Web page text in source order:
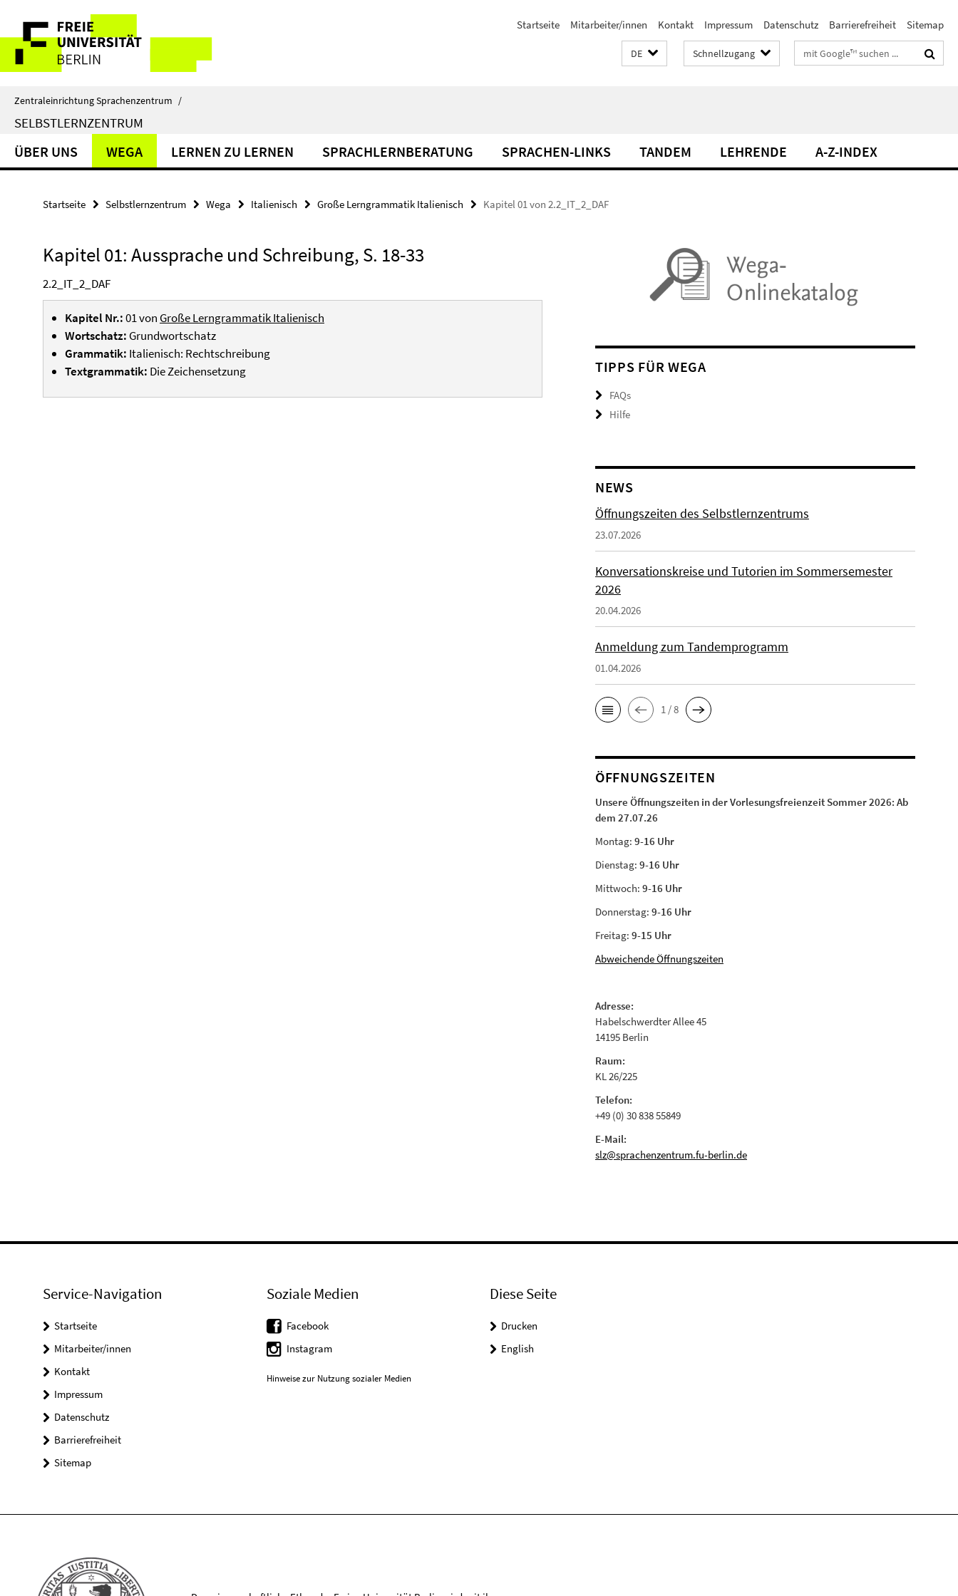
direkt
Inhalt
Service-
Navigation
Startseite Mitarbeiter/innen Kontakt Impressum Datenschutz Barrierefreiheit Sitemap
DE Schnellzugang Suchbegriffe
Zentraleinrichtung Sprachenzentrum /
SELBSTLERNZENTRUM
ÜBER UNS WEGA LERNEN ZU LERNEN SPRACHLERNBERATUNG SPRACHEN-LINKS TANDEM LEHRENDE A-Z-INDEX
Startseite Selbstlernzentrum Wega Italienisch Große Lerngrammatik Italienisch Kapitel 01 von 2.2_IT_2_DAF
Kapitel 01: Aussprache und Schreibung, S. 18-33
2.2_IT_2_DAF
Kapitel Nr.:01 von Große Lerngrammatik Italienisch
Wortschatz: Grundwortschatz
Grammatik: Italienisch: Rechtschreibung
Textgrammatik: Die Zeichensetzung TIPPS FÜR WEGA
FAQs
Hilfe
NEWS
Öffnungszeiten des Selbstlernzentrums
23.07.2026
Konversationskreise und Tutorien im Sommersemester
2026
20.04.2026
Anmeldung zum Tandemprogramm
01.04.2026
1 / 8
ÖFFNUNGSZEITEN
Unsere Öffnungszeiten in der Vorlesungsfreienzeit Sommer 2026:Ab
dem 27.07.26
Montag:9-16 Uhr
Dienstag:9-16 Uhr
Mittwoch:9-16 Uhr
Donnerstag:9-16 Uhr
Freitag:9-15 Uhr
Abweichende Öffnungszeiten
Adresse:
Habelschwerdter Allee 45
14195 Berlin
Raum:
KL 26/225
Telefon:
+49 (0) 30 838 55849
E-Mail:
slz@sprachenzentrum.fu-berlin.de
Service-Navigation
Startseite
Mitarbeiter/innen
Kontakt
Impressum
Datenschutz
Barrierefreiheit
Sitemap
Soziale Medien
Facebook
Instagram
Hinweise zur Nutzung sozialer Medien
Diese Seite
Drucken
English